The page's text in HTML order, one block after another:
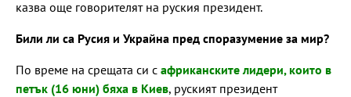
казва още говорителят на руския президент.
Били ли са Русия и Украйна пред споразумение за мир?
По време на срещата си с африканските лидери, които в
петък (16 юни) бяха в Киев, руският президент